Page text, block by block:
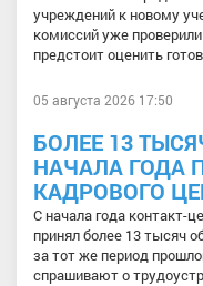
учреждений к новому
комиссий уже
предстоит оценить
05 августа 2026 17:50
БОЛЕЕ 13
НАЧАЛА ГОДА
КАДРОВОГО
С начала года контакт-
принял более 13 тысяч
за тот же период
спрашивают о